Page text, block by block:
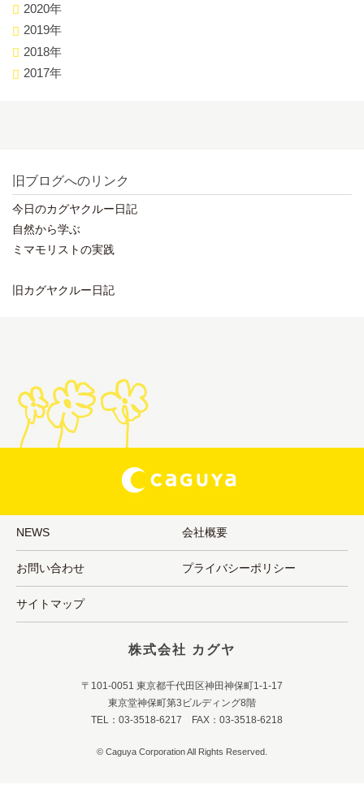
2020年
2019年
2018年
2017年
旧ブログへのリンク
今日のカグヤクルー日記
自然から学ぶ
ミマモリストの実践
旧カグヤクルー日記
NEWS 会社概要
お問い合わせ プライバシーポリシー
サイトマップ
株式会社 カグヤ
〒101-0051 東京都千代田区神田神保町1-1-17
東京堂神保町第3ビルディング8階
TEL：03-3518-6217 FAX：03-3518-6218
© Caguya Corporation All Rights Reserved.